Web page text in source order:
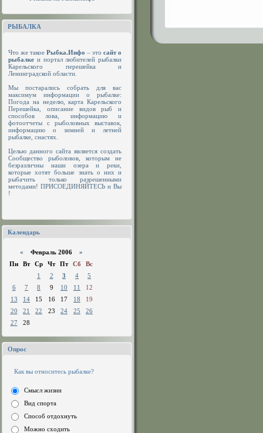
РЫБАЛКА
Что же такое Рыбка.Инфо – это сайт о
рыбалке и портал любителей рыбалки
Карельского перешейка и
Ленинградской области.
Мы постарались собрать для вас
максимум информации о рыбалке:
Погода на неделю, карта Карельского
Перешейка, описание видов рыб и
способов лова, информацию и
фотоотчеты с рыболовных выставок,
информацию о зимней и летней
рыбалке, снастях.
Целью данного сайта является создать
Сообщество рыболовов, которым не
безразличны наши озера и реки,
которые хотят больше знать о них и
рыбачить только разрешенными
методами! ПРИСОЕДИНЯЙТЕСЬ и Вы
!
Календарь
« Февраль 2006 »
Пн
Вт Ср Чт Пт Сб
Вс
1
2 3 4
5
6
7 8 9 10 11
12
13
14 15 16 17 18
19
20
21 22 23 24 25
26
27
28
Опрос
Как вы относитесь рыбалке?
Смысл жизни
Вид спорта
Способ отдохнуть
Можно сходить